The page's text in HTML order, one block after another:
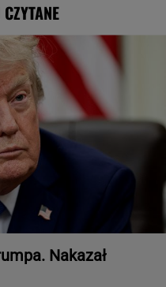
Nakazał